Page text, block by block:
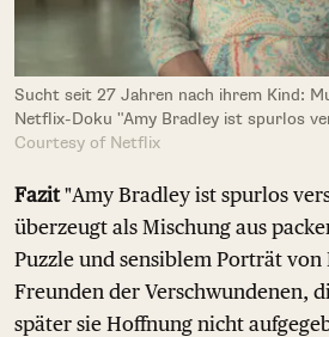
Sucht seit 27 Jahren nach ihrem Kind:
Netflix-Doku "Amy Bradley ist spurlos
Courtesy of Netflix
Fazit"Amy Bradley ist spurlos
überzeugt als Mischung aus
Puzzle und sensiblem Porträt
Freunden der Verschwundenen,
später sie Hoffnung nicht